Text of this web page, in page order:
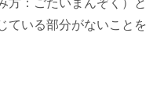
方：ごたいまんぞく）と
ている部分がないことを